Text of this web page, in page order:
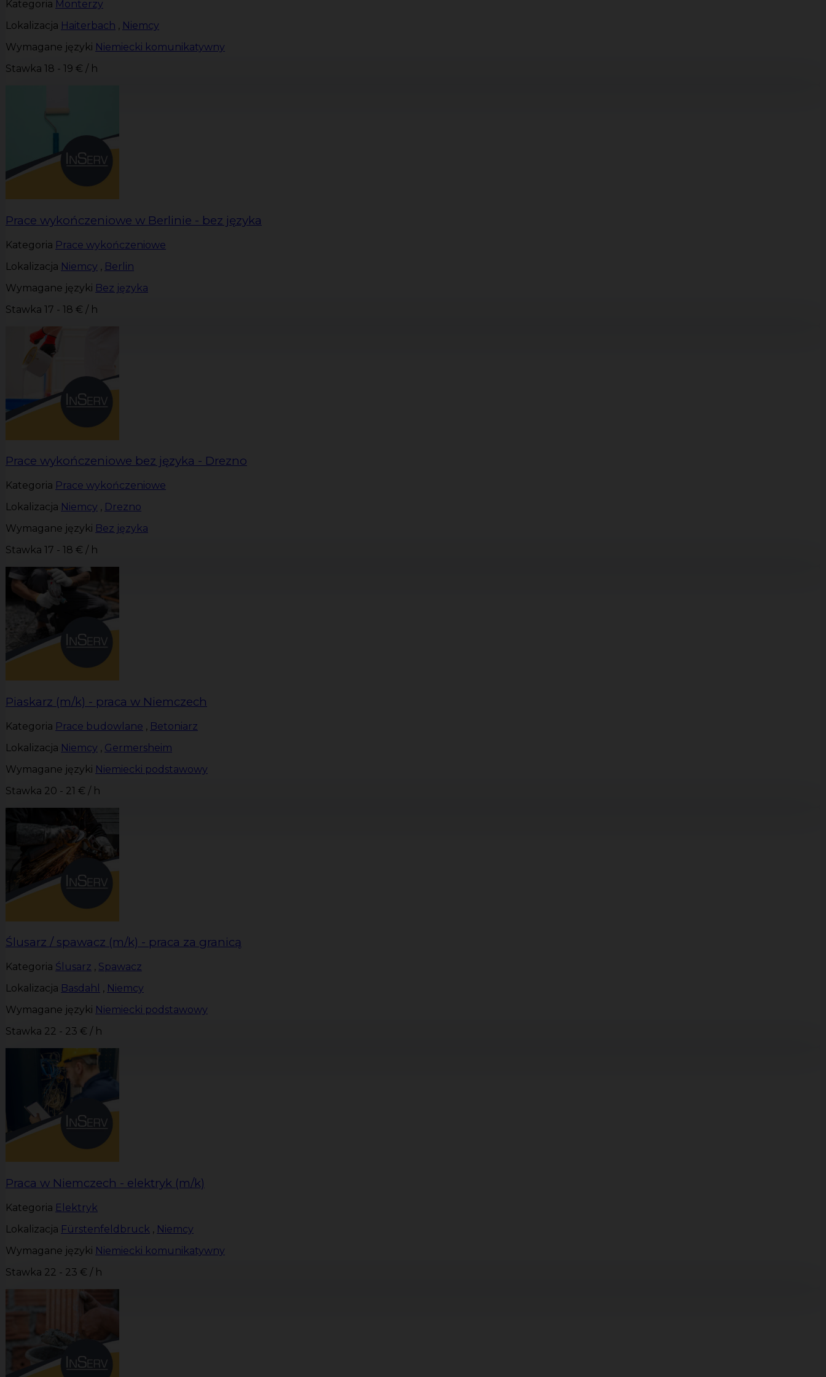
Kategoria Monterzy
Lokalizacja Haiterbach , Niemcy
Wymagane języki Niemiecki komunikatywny
Stawka 18 - 19 € / h
Prace wykończeniowe w Berlinie - bez języka
Kategoria Prace wykończeniowe
Lokalizacja Niemcy , Berlin
Wymagane języki Bez języka
Stawka 17 - 18 € / h
Prace wykończeniowe bez języka - Drezno
Kategoria Prace wykończeniowe
Lokalizacja Niemcy , Drezno
Wymagane języki Bez języka
Stawka 17 - 18 € / h
Piaskarz (m/k) - praca w Niemczech
Kategoria Prace budowlane , Betoniarz
Lokalizacja Niemcy , Germersheim
Wymagane języki Niemiecki podstawowy
Stawka 20 - 21 € / h
Ślusarz / spawacz (m/k) - praca za granicą
Kategoria Ślusarz , Spawacz
Lokalizacja Basdahl , Niemcy
Wymagane języki Niemiecki podstawowy
Stawka 22 - 23 € / h
Praca w Niemczech - elektryk (m/k)
Kategoria Elektryk
Lokalizacja Fürstenfeldbruck , Niemcy
Wymagane języki Niemiecki komunikatywny
Stawka 22 - 23 € / h